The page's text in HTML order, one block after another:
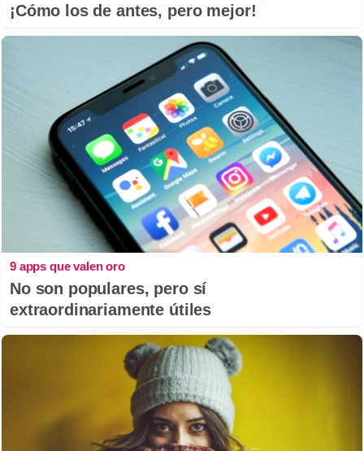
¡Cómo los de antes, pero mejor!
9 apps que valen oro
No son populares, pero sí
extraordinariamente útiles